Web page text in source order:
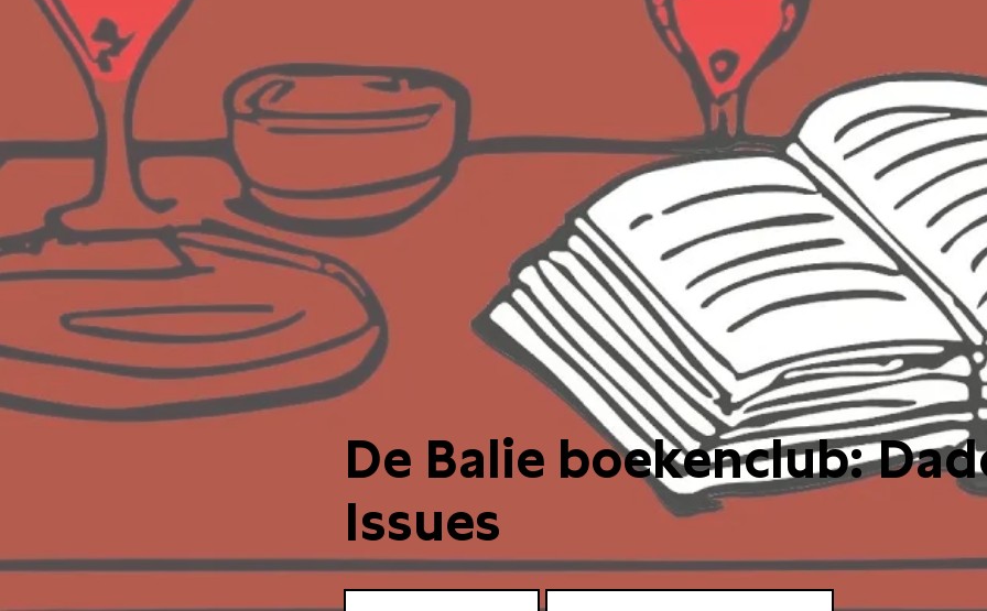
De Balie boekenclub:
Issues